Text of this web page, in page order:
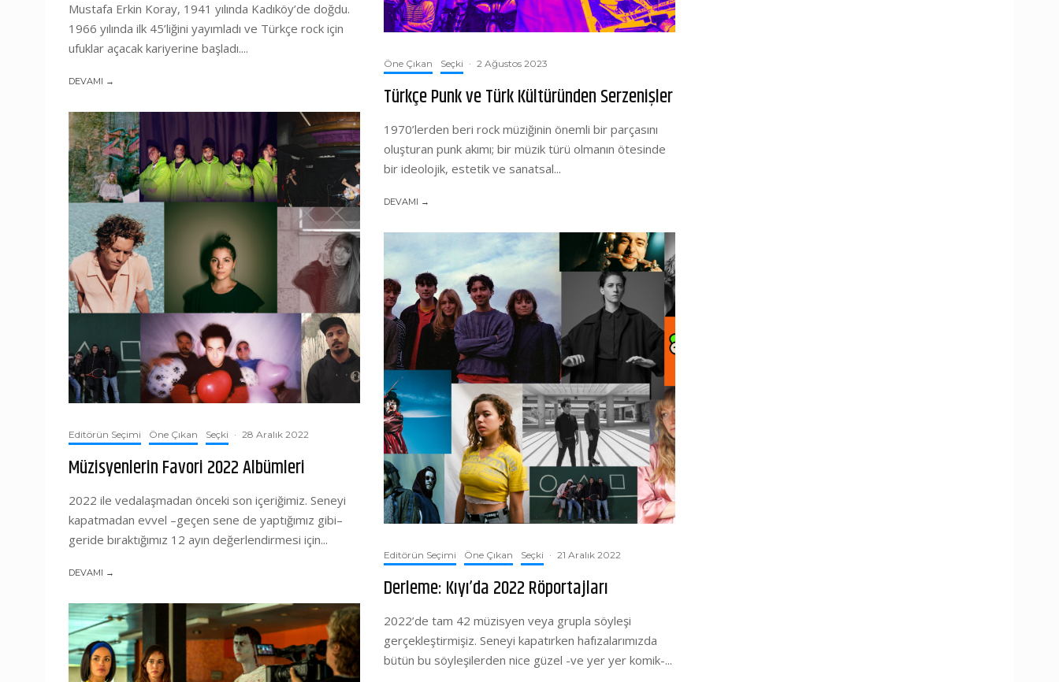
Mustafa Erkin Koray, 1941 yılında Kadıköy’de doğdu.
1966 yılında ilk 45’liğini yayımladı ve Türkçe rock için
ufuklar açacak kariyerine başladı....
DEVAMI →
Editörün Seçimi Öne Çıkan Seçki · 28 Aralık 2022
Müzisyenlerin Favori 2022 Albümleri
2022 ile vedalaşmadan önceki son içeriğimiz. Seneyi
kapatmadan evvel –geçen sene de yaptığımız gibi–
geride bıraktığımız 12 ayın değerlendirmesi için...
DEVAMI →
Öne Çıkan Seçki · 2 Ağustos 2023
Türkçe Punk ve Türk Kültüründen Serzenişler
1970’lerden beri rock müziğinin önemli bir parçasını
oluşturan punk akımı; bir müzik türü olmanın ötesinde
bir ideolojik, estetik ve sanatsal...
DEVAMI →
Editörün Seçimi Öne Çıkan Seçki · 21 Aralık 2022
Derleme: Kıyı’da 2022 Röportajları
2022’de tam 42 müzisyen veya grupla söyleşi
gerçekleştirmişiz. Seneyi kapatırken hafızalarımızda
bütün bu söyleşilerden nice güzel -ve yer yer komik-...